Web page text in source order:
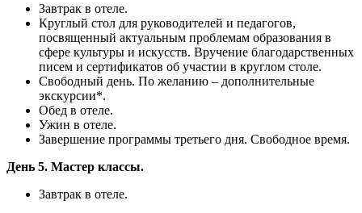
Завтрак в отеле.
Круглый стол для руководителей и педагогов,
посвященный актуальным проблемам образования в
сфере культуры и искусств. Вручение благодарственных
писем и сертификатов об участии в круглом столе.
Свободный день. По желанию – дополнительные
экскурсии*.
Обед в отеле.
Ужин в отеле.
Завершение программы третьего дня. Свободное время.
День 5. Мастер классы.
Завтрак в отеле.